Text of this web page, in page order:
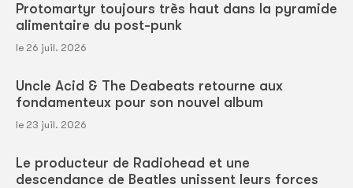
Protomartyr toujours très haut dans la pyramide
alimentaire du post-punk
le 26 juil. 2026
Uncle Acid & The Deabeats retourne aux
fondamenteux pour son nouvel album
le 23 juil. 2026
Le producteur de Radiohead et une
descendance de Beatles unissent leurs forces